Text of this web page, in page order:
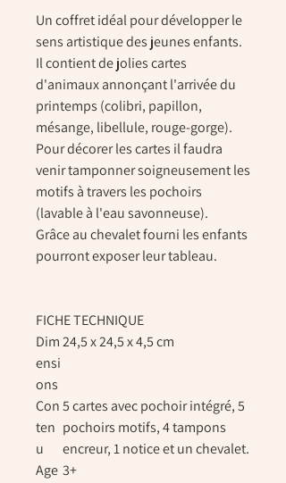
Un coffret idéal pour développer le
sens artistique des jeunes enfants.
Il contient de jolies cartes
d'animaux annonçant l'arrivée du
printemps (colibri, papillon,
mésange, libellule, rouge-gorge).
Pour décorer les cartes il faudra
venir tamponner soigneusement les
motifs à travers les pochoirs
(lavable à l'eau savonneuse).
Grâce au chevalet fourni les enfants
pourront exposer leur tableau.
FICHE TECHNIQUE
Dim
ensi
ons
24,5 x 24,5 x 4,5 cm
Con
ten
u
5 cartes avec pochoir intégré, 5
pochoirs motifs, 4 tampons
encreur, 1 notice et un chevalet.
Age 3+